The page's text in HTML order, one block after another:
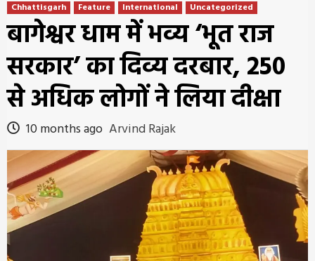
Chhattisgarh Feature International Uncategorized
बागेश्वर धाम में भव्य ‘भूत राज
सरकार’ का दिव्य दरबार, 250
से अधिक लोगों ने लिया दीक्षा
10 months ago Arvind Rajak